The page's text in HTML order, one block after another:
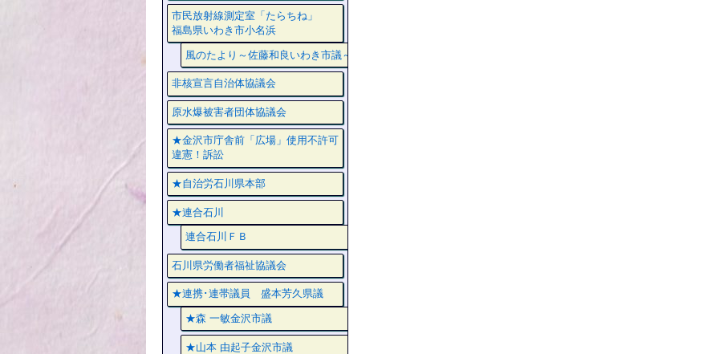
市民放射線測定室「たらちね」
福島県いわき市小名浜
風のたより～佐藤和良いわき市議～
非核宣言自治体協議会
原水爆被害者団体協議会
★金沢市庁舎前「広場」使用不許可
違憲！訴訟
★自治労石川県本部
★連合石川
連合石川ＦＢ
石川県労働者福祉協議会
★連携･連帯議員 盛本芳久県議
★森 一敏金沢市議
★山本 由起子金沢市議